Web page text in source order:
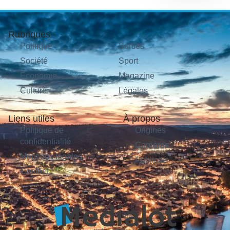
Rubriques
Politique
Société
Économie
Culture
Sorties
Sport
Magazine
Légales
Liens utiles
Politique de
confidentialité
Mentions légales
Contact
À propos
Origines
Carrières
Publicité